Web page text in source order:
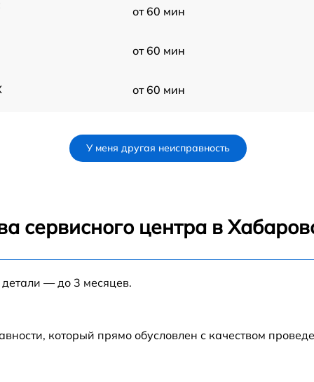
от 60 мин
от 60 мин
от 60 мин
У меня другая неисправность
сервисного центра в
— до 3 месяцев.
который прямо обусловлен с качеством